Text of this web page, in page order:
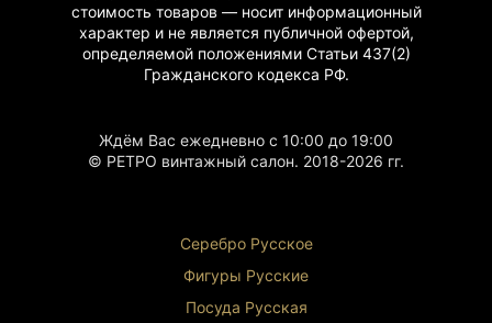
Характерные черты фарфора эпохи ГДР
Элегантные формыи детали
Ценность и применение
Коллекционное изделие с исторической
ценностью
Статусное украшение для коллекции или
Этот сервиз станет:
стоимость товаров — носит информационный
характер и не является публичной офертой,
определяемой положениями Статьи 437(2)
Гражданскогокодекса РФ.
Ждём Вас ежедневно с 10:00 до 19:00
© РЕТРО винтажный салон. 2018-2026 гг.
Серебро Русское
Фигуры Русские
Посуда Русская